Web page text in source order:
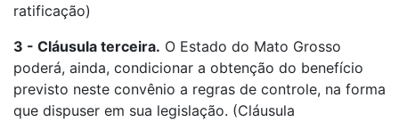
ratificação)
3 - Cláusula terceira. O Estado do Mato Grosso
poderá, ainda, condicionar a obtenção do benefício
previsto neste convênio a regras de controle, na forma
que dispuser em sua legislação. (Cláusula